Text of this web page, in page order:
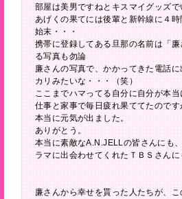
部屋は美男ですねとキスマイグッズで
あげくの果てには後輩と新幹線に４
始末・・・
携帯に登録してある旦那の名前は「
る写真も勿論
廉さんの写真で、かかってきた電話
カリみたいな・・・（笑）
ここまでハマってる自分に自分が本
仕事と家事で毎日疲れ果ててたので
本当に元気が出ました。
ありがとう。
本当に素敵なA.N.JELLの皆さんにも
ラマに出会わせてくれたＴＢＳさん
廉さんから幸せを貰った人たちが、